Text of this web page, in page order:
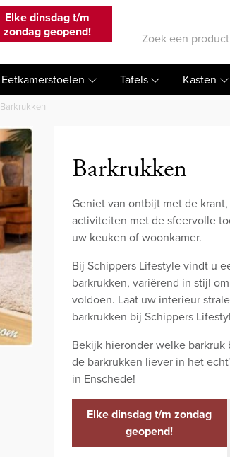
Elke dinsdag t/m
zondag geopend!
Eetkamerstoelen Tafels Kasten
Barkrukken
Barkrukken
Geniet van ontbijt met de
activiteiten met de sfeervolle
uw keuken of woonkamer.
Bij Schippers Lifestyle vindt u
barkrukken, variërend in stijl
voldoen. Laat uw interieur
barkrukken bij Schippers
Bekijk hieronder welke
de barkrukken liever in het
in Enschede!
Elke dinsdag t/m zondag
geopend!